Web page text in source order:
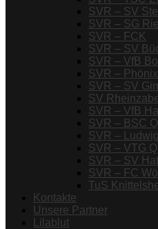
SVR – SV
SVR – SG
SVR – FCK
SVR – SV
SVR – VfB
SVR –
SVR – SV
SV
SVR – VfB
SVR – BSC
SVR –
SVR – VTG
SVR – SV
SVR – FC
TuS
Kontakte
Unsere Partner
Lilablut